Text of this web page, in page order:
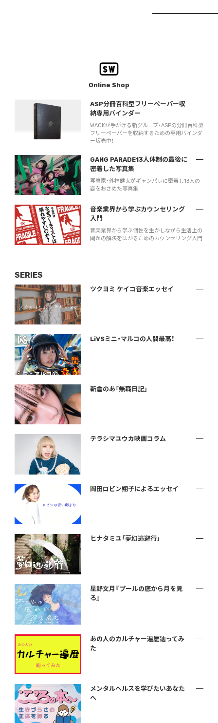
Online Shop
ASP分冊百科型フリーペーパー収
納専用バインダー
WACKが手がける新グループ・ASPの分冊百科型
フリーペーパーを収納するための専用バインダ
ー販売中！
GANG PARADE13人体制の最後に
密着した写真集
写真家・外林健太がギャンパレに密着し13人の
姿をおさめた写真集
音楽業界から学ぶカウンセリング
入門
音楽業界から学ぶ個性を生かしながら生活上の
問題の解決をはかるためのカウンセリング入門
SERIES
ツクヨミ ケイコ音楽エッセイ
LiVSミニ・マルコの人間最高！
新倉のあ「無職日記」
テラシマユウカ映画コラム
岡田ロビン翔子によるエッセイ
ヒナタミユ「夢幻逃避行」
星野文月『プールの底から月を見
る』
あの人のカルチャー遍歴辿ってみ
た
メンタルヘルスを学びたいあなた
へ